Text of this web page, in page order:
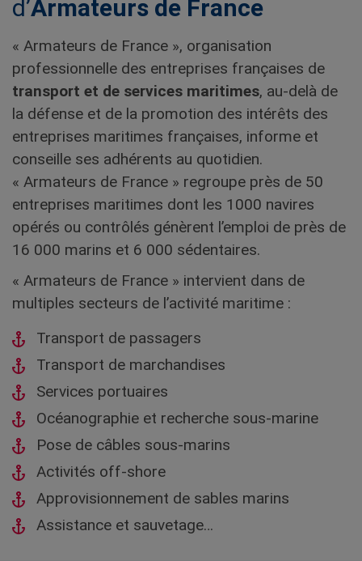
d’Armateurs de France
« Armateurs de France », organisation
professionnelle des entreprises françaises de
transport et de services maritimes, au-delà de
la défense et de la promotion des intérêts des
entreprises maritimes françaises, informe et
conseille ses adhérents au quotidien.
« Armateurs de France » regroupe près de 50
entreprises maritimes dont les 1000 navires
opérés ou contrôlés génèrent l’emploi de près de
16 000 marins et 6 000 sédentaires.
« Armateurs de France » intervient dans de
multiples secteurs de l’activité maritime :
Transport de passagers
Transport de marchandises
Services portuaires
Océanographie et recherche sous-marine
Pose de câbles sous-marins
Activités off-shore
Approvisionnement de sables marins
Assistance et sauvetage…